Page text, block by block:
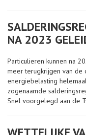
NA 2023
Particulieren kunnen na
meer terugkrijgen van de
energiebelasting
zogenaamde
Snel voorgelegd aan de